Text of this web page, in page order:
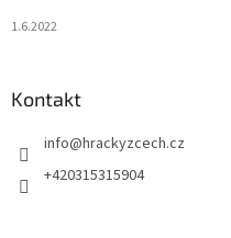
1.6.2022
Kontakt
info@hrackyzcech.cz
+420315315904